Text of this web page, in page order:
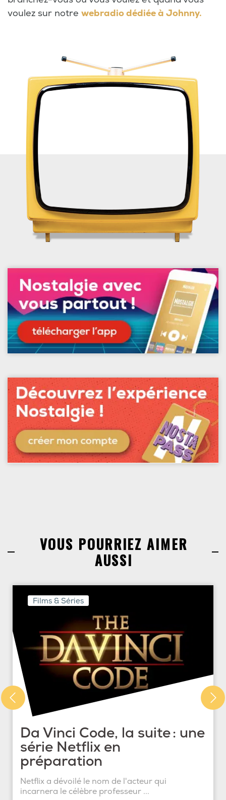
voulez sur notre webradio dédiée à Johnny.
VOUS POURRIEZ AIMER
AUSSI
Films & Séries
Da Vinci Code, la suite : une
série Netflix en
préparation
Netflix a dévoilé le nom de l'acteur qui
incarnera le célèbre professeur ...